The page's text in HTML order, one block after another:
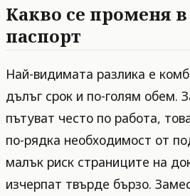
Какво се променя
паспорт
Най-видимата разлика е
дълъг срок и по-голям обем.
пътуват често по работа,
по-рядка необходимост от
малък риск страниците на
изчерпат твърде бързо.